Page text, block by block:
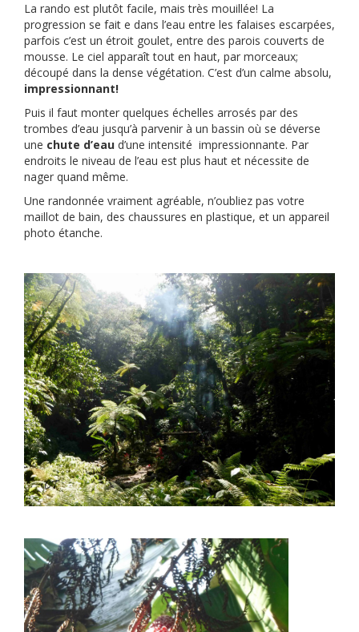
La rando est plutôt facile, mais très mouillée! La
progression se fait e dans l’eau entre les falaises escarpées,
parfois c’est un étroit goulet, entre des parois couverts de
mousse. Le ciel apparaît tout en haut, par morceaux;
découpé dans la dense végétation. C’est d’un calme absolu,
impressionnant!
Puis il faut monter quelques échelles arrosés par des
trombes d’eau jusqu’à parvenir à un bassin où se déverse
une chute d’eau d’une intensité impressionnante. Par
endroits le niveau de l’eau est plus haut et nécessite de
nager quand même.
Une randonnée vraiment agréable, n’oubliez pas votre
maillot de bain, des chaussures en plastique, et un appareil
photo étanche.